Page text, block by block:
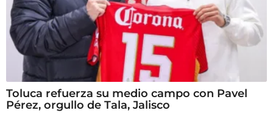
Toluca refuerza su medio campo con Pavel
Pérez, orgullo de Tala, Jalisco